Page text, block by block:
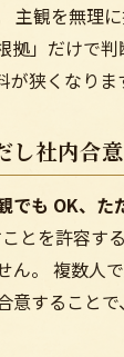
主観を無理
拠」だけで
狭くなりま
し社内合
でも OK、た
とを許容す
ん。 複数人
意すること